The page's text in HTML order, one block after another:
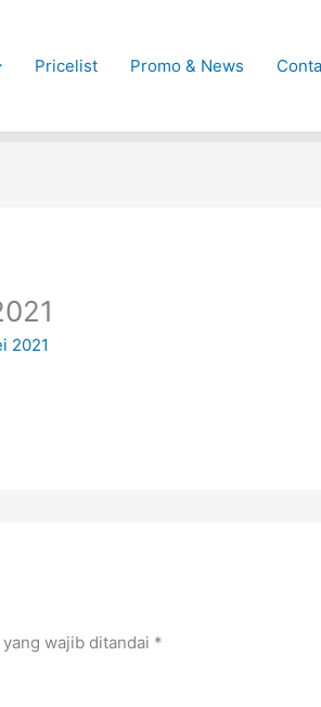
Pricelist Promo & News
2021
yang wajib ditandai *